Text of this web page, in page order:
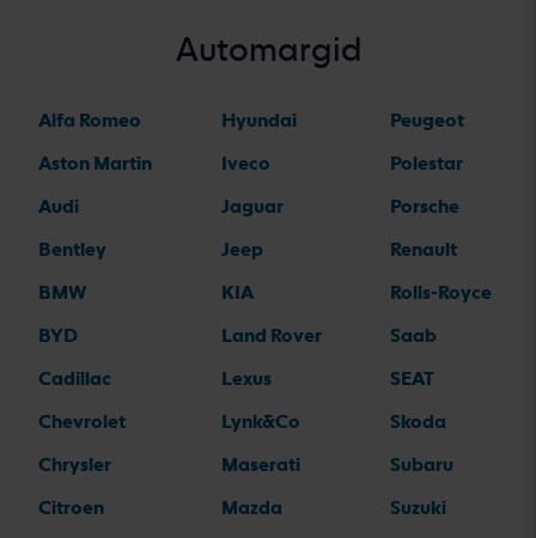
Automargid
Alfa Romeo
Aston Martin
Audi
Bentley
BMW
BYD
Cadillac
Chevrolet
Chrysler
Citroen
Hyundai
Iveco
Jaguar
Jeep
KIA
Land Rover
Lexus
Lynk&Co
Maserati
Mazda
Peugeot
Polestar
Porsche
Renault
Rolls-Royce
Saab
SEAT
Skoda
Subaru
Suzuki